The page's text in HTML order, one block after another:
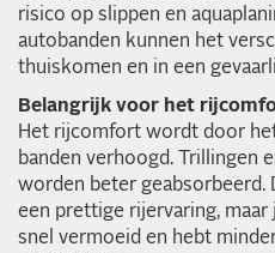
risico op slippen en
autobanden kunnen het
thuiskomen en in een
Belangrijk voor het
Het rijcomfort wordt door
banden verhoogd. Trillingen
worden beter
een prettige rijervaring,
snel vermoeid en hebt